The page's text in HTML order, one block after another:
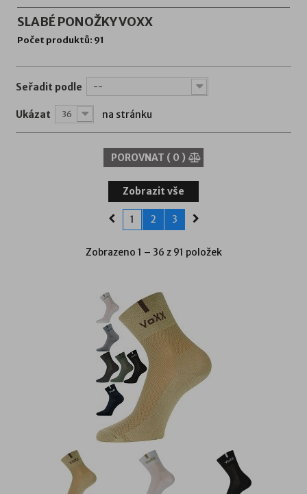
SLABÉ PONOŽKY VOXX
Počet produktů: 91
Seřadit podle --
Ukázat 36 na stránku
POROVNAT ( 0 )
Zobrazit vše
1 2 3
Zobrazeno 1 – 36 z 91 položek